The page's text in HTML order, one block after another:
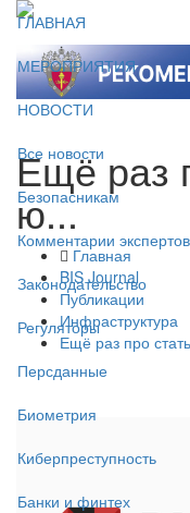
ГЛАВНАЯ
МЕРОПРИЯТИЯ
НОВОСТИ
Все новости
Безопасникам
Комментарии экспертов
Законодательство
Регуляторы
Персданные
Биометрия
Киберпреступность
Банки и финтех
Ещё раз
ю...
Главная
BIS Journal
Публикации
Инфраструктура
Ещё раз про